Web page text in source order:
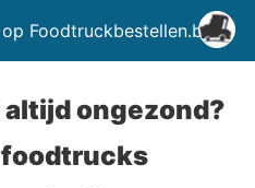
Foodtruckbestellen.be
ongezond?
foodtrucks